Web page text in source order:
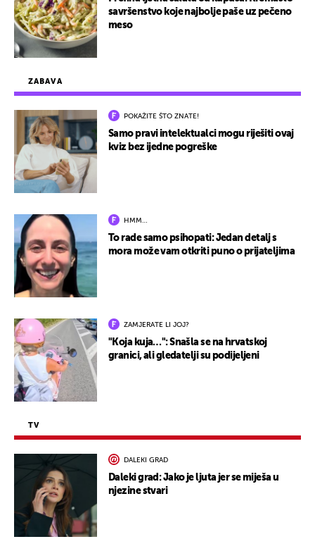
ZABAVA
POKAŽITE ŠTO ZNATE!
Samo pravi intelektualci mogu riješiti ovaj
kviz bez ijedne pogreške
HMM…
To rade samo psihopati: Jedan detalj s
mora može vam otkriti puno o prijateljima
ZAMJERATE LI JOJ?
"Koja kuja…": Snašla se na hrvatskoj
granici, ali gledatelji su podijeljeni
TV
DALEKI GRAD
Daleki grad: Jako je ljuta jer se miješa u
njezine stvari
savršenstvo koje najbolje paše uz pečeno
meso